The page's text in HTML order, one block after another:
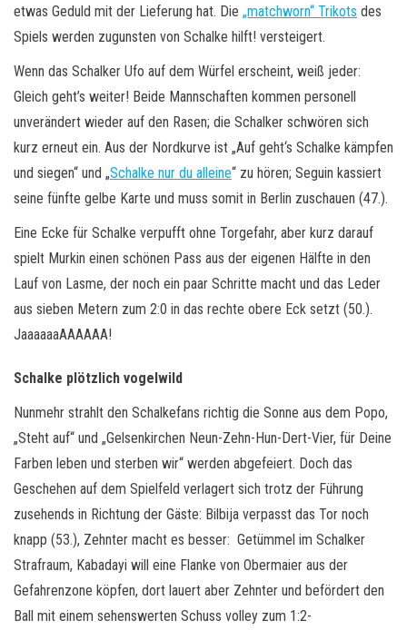
etwas Geduld mit der Lieferung hat. Die „matchworn“ Trikots des
Spiels werden zugunsten von Schalke hilft! versteigert.
Wenn das Schalker Ufo auf dem Würfel erscheint, weiß jeder:
Gleich geht’s weiter! Beide Mannschaften kommen personell
unverändert wieder auf den Rasen; die Schalker schwören sich
kurz erneut ein. Aus der Nordkurve ist „Auf geht‘s Schalke kämpfen
und siegen“ und „Schalke nur du alleine“ zu hören; Seguin kassiert
seine fünfte gelbe Karte und muss somit in Berlin zuschauen (47.).
Eine Ecke für Schalke verpufft ohne Torgefahr, aber kurz darauf
spielt Murkin einen schönen Pass aus der eigenen Hälfte in den
Lauf von Lasme, der noch ein paar Schritte macht und das Leder
aus sieben Metern zum 2:0 in das rechte obere Eck setzt (50.).
JaaaaaaAAAAAA!
Schalke plötzlich vogelwild
Nunmehr strahlt den Schalkefans richtig die Sonne aus dem Popo,
„Steht auf“ und „Gelsenkirchen Neun-Zehn-Hun-Dert-Vier, für Deine
Farben leben und sterben wir“ werden abgefeiert. Doch das
Geschehen auf dem Spielfeld verlagert sich trotz der Führung
zusehends in Richtung der Gäste: Bilbija verpasst das Tor noch
knapp (53.), Zehnter macht es besser: Getümmel im Schalker
Strafraum, Kabadayi will eine Flanke von Obermaier aus der
Gefahrenzone köpfen, dort lauert aber Zehnter und befördert den
Ball mit einem sehenswerten Schuss volley zum 1:2-